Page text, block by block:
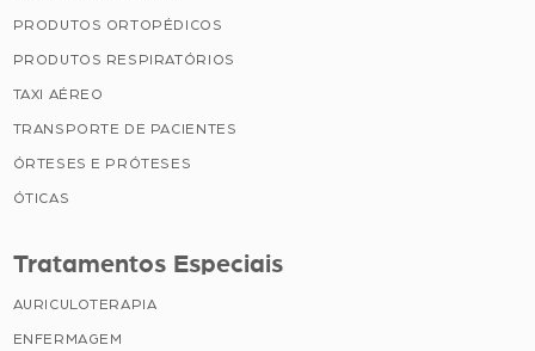
PRODUTOS ORTOPÉDICOS
PRODUTOS RESPIRATÓRIOS
TAXI AÉREO
TRANSPORTE DE PACIENTES
ÓRTESES E PRÓTESES
ÓTICAS
Tratamentos Especiais
AURICULOTERAPIA
ENFERMAGEM